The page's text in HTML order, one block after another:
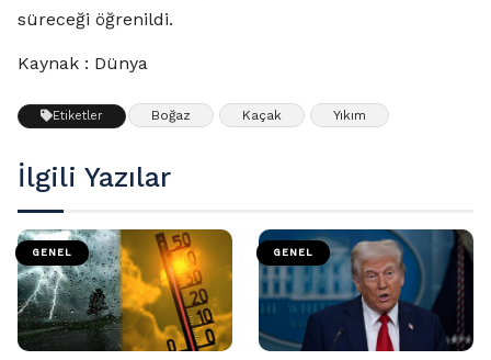
süreceği öğrenildi.
Kaynak : Dünya
Etiketler Boğaz Kaçak Yıkım
İlgili Yazılar
GENEL GENEL